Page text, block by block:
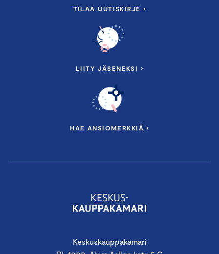
Keskuskauppakamari
TILAA UUTISKIRJE ›
LIITY JÄSENEKSI ›
HAE ANSIOMERKKIÄ ›